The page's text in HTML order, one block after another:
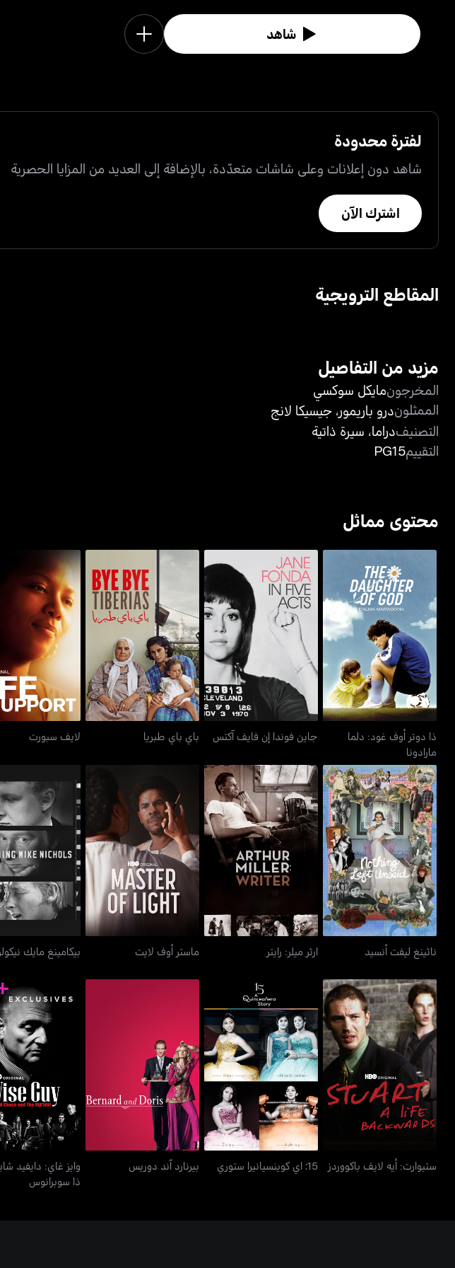
شاهد
لفترة محدودة
شاهد دون إعلانات وعلى شاشات متعدّدة، بالإضافة إلى العديد من المزايا الحصرية
اشترك الآن
المقاطع الترويجية
مزيد من التفاصيل
المخرجونمايكل سوكسي
الممثلوندرو باريمور، جيسيكا لانج
التصنيفدراما، سيرة ذاتية
التقييمPG15
محتوى مماثل
ذا دوتر أوف غود: دلما
مارادونا
ذا دوتر أوف غود: دلما
مارادونا
جاين فوندا إن فايف آكتس
جاين فوندا إن فايف آكتس
باي باي طبريا
باي باي طبريا
لايف سبورت
لايف سبورت
ناثينغ ليفت أنسيد
ناثينغ ليفت أنسيد
ارثر ميلر: رايتر
ارثر ميلر: رايتر
ماستر أوف لايت
ماستر أوف لايت
بيكامينغ مايك
بيكامينغ مايك
ستيوارت: أيه لايف باكووردز
ستيوارت: أيه لايف باكووردز
15: اي كوينسيانيرا ستوري
15: اي كوينسيانيرا ستوري
بيرنارد آند دوريس
بيرنارد آند دوريس
وايز غاي: دايفيد
ذا
وايز غاي: دايفيد
ذا سوبرانوس